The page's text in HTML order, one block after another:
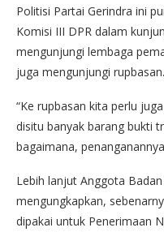
Politisi Partai Gerindra ini
Komisi III DPR dalam
mengunjungi lembaga
juga mengunjungi rupbasan.
“Ke rupbasan kita perlu
disitu banyak barang bukti
bagaimana,
Lebih lanjut Anggota
mengungkapkan,
dipakai untuk Penerimaan